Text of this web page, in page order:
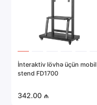
İnteraktiv lövhə üçün mobil
stend FD1700
342.00 ₼